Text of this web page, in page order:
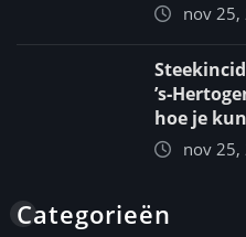
nov 25,
hoe je
nov 25,
Categorieën